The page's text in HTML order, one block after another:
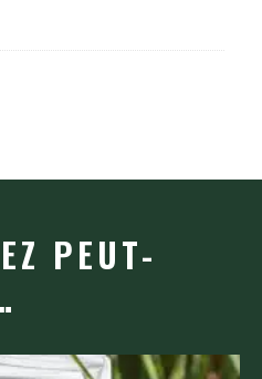
PEUT-